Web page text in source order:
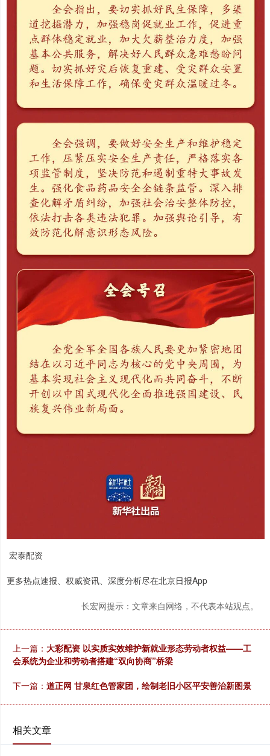
宏泰配资
更多热点速报、权威资讯、深度分析尽在北京日报App
长宏网提示：文章来自网络，不代表本站观点。
上一篇： 大彩配资 以实质实效维护新就业形态劳动者权益——工
会系统为企业和劳动者搭建“双向协商”桥梁
下一篇： 道正网 甘泉红色管家团，绘制老旧小区平安善治新图景
相关文章